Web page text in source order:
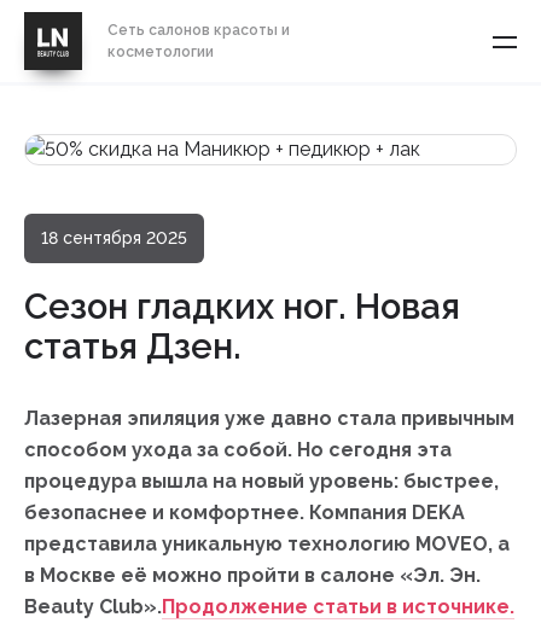
Сеть салонов красоты и
косметологии
18 сентября 2025
Сезон гладких ног. Новая
статья Дзен.
Лазерная эпиляция уже давно стала привычным
способом ухода за собой. Но сегодня эта
процедура вышла на новый уровень: быстрее,
безопаснее и комфортнее. Компания DEKA
представила уникальную технологию MOVEO, а
в Москве её можно пройти в салоне «Эл. Эн.
Beauty Club».Продолжение статьи в источнике.